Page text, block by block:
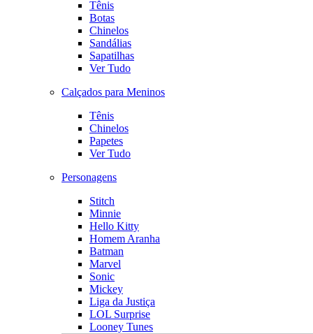
Tênis
Botas
Chinelos
Sandálias
Sapatilhas
Ver Tudo
Calçados para Meninos
Tênis
Chinelos
Papetes
Ver Tudo
Personagens
Stitch
Minnie
Hello Kitty
Homem Aranha
Batman
Marvel
Sonic
Mickey
Liga da Justiça
LOL Surprise
Looney Tunes